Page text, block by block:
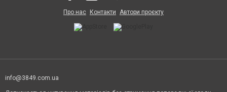
Про нас Контакти Автори проєкту
info@3849.com.ua